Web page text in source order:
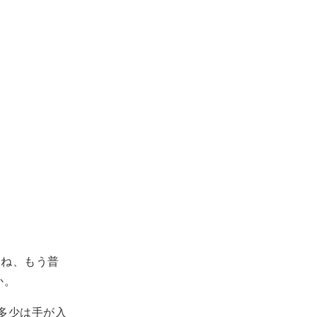
、もう普
少は手が入